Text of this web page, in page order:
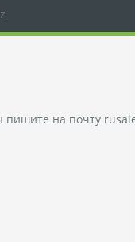
пишите на почту